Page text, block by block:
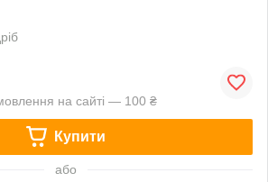
на сайті — 100 ₴
Купити
або